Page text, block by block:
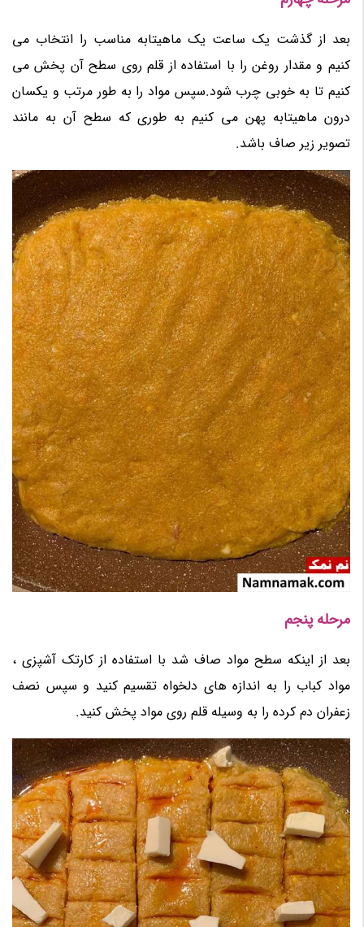
بعد از گذشت یک ساعت یک ماهیتابه مناسب را انتخاب می
کنیم و مقدار روغن را با استفاده از قلم روی سطح آن پخش می
کنیم تا به خوبی چرب شود.سپس مواد را به طور مرتب و یکسان
درون ماهیتابه پهن می کنیم به طوری که سطح آن به مانند
تصویر زیر صاف باشد.
مرحله پنجم
بعد از اینکه سطح مواد صاف شد با استفاده از کارتک آشپزی ،
مواد کباب را به اندازه های دلخواه تقسیم کنید و سپس نصف
زعفران دم کرده را به وسیله قلم روی مواد پخش کنید.